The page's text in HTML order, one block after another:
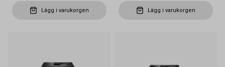
Lägg i varukorgen Lägg i varukorgen